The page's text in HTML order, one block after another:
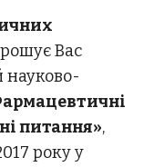
Вас
науково-
питання»,
року у